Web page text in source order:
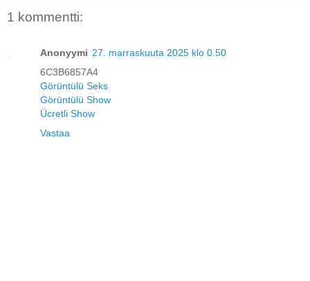
1 kommentti:
Anonyymi 27. marraskuuta 2025 klo 0.50
6C3B6857A4
Görüntülü Seks
Görüntülü Show
Ücretli Show
Vastaa